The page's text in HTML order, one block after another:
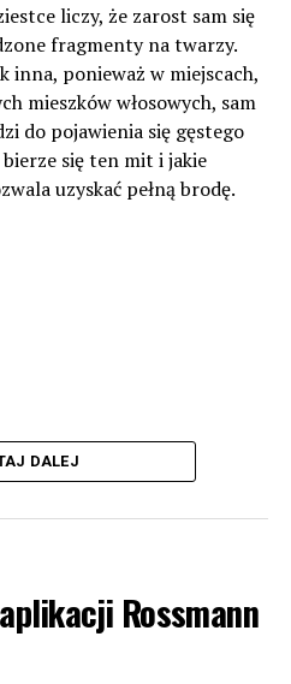
liczy, że zarost sam się
fragmenty na twarzy.
inna, ponieważ w miejscach,
mieszków włosowych, sam
do pojawienia się gęstego
się ten mit i jakie
uzyskać pełną brodę.
DALEJ
Rossmann